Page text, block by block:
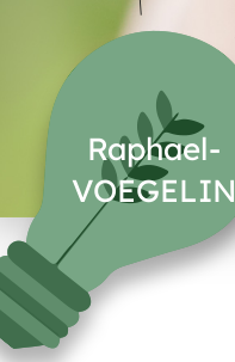
Raphael-
VOEGELIN